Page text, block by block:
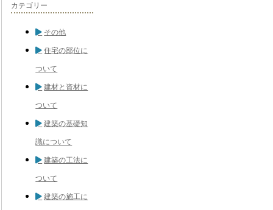
カテゴリー
その他
住宅の部位に
ついて
建材と資材に
ついて
建築の基礎知
識について
建築の工法に
ついて
建築の施工に